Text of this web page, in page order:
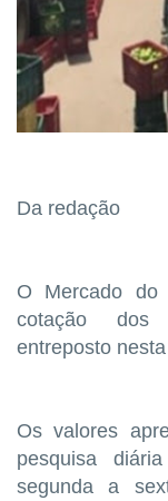
Da redação
O Mercado do
cotação dos
entreposto
Os valores
pesquisa
segunda a